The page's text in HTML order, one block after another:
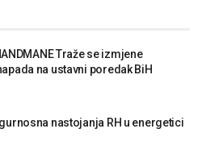
Traže se izmjene
na ustavni poredak BiH
nastojanja RH u energetici